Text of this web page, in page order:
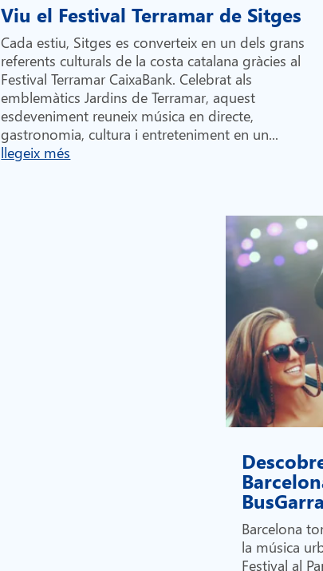
Viu el Festival Terramar de Sitges
Cada estiu, Sitges es converteix en un dels grans
referents culturals de la costa catalana gràcies al
Festival Terramar CaixaBank. Celebrat als
emblemàtics Jardins de Terramar, aquest
esdeveniment reuneix música en directe,
gastronomia, cultura i entreteniment en un...
llegeix més
Barcelona
la música
Festival al